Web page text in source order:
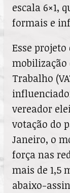
escala 6×1,
formais e
Esse
mobilização
Trabalho
vereador
votação do
Janeiro, o
força nas
mais de 1,5
abaixo-